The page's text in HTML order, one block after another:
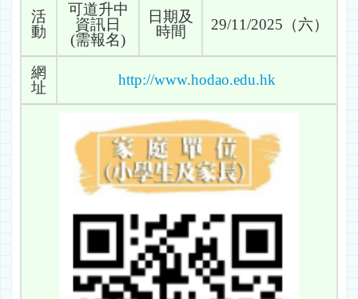
活
動
可道升中
資訊日
(需報名)
日期及
時間
29/11/2025（六）
網
址
http://www.hodao.edu.hk